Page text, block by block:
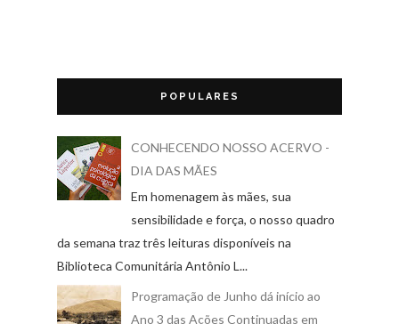
POPULARES
CONHECENDO NOSSO ACERVO -
DIA DAS MÃES
Em homenagem às mães, sua
sensibilidade e força, o nosso quadro
da semana traz três leituras disponíveis na
Biblioteca Comunitária Antônio L...
Programação de Junho dá início ao
Ano 3 das Ações Continuadas em